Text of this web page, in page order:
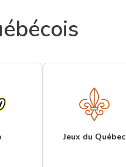
Jeux du Québec